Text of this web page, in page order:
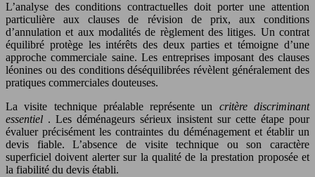
L’analyse des conditions contractuelles doit porter une attention
particulière aux clauses de révision de prix, aux conditions
d’annulation et aux modalités de règlement des litiges. Un contrat
équilibré protège les intérêts des deux parties et témoigne d’une
approche commerciale saine. Les entreprises imposant des clauses
léonines ou des conditions déséquilibrées révèlent généralement des
pratiques commerciales douteuses.
La visite technique préalable représente un critère discriminant
essentiel . Les déménageurs sérieux insistent sur cette étape pour
évaluer précisément les contraintes du déménagement et établir un
devis fiable. L’absence de visite technique ou son caractère
superficiel doivent alerter sur la qualité de la prestation proposée et
la fiabilité du devis établi.